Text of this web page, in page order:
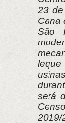
23 de
Cana
São
leque
será
2019/